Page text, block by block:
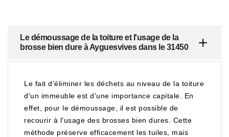
Le démoussage de la toiture et l'usage de la
brosse bien dure à Ayguesvives dans le 31450
Le fait d'éliminer les déchets au niveau de la toiture
d'un immeuble est d'une importance capitale. En
effet, pour le démoussage, il est possible de
recourir à l'usage des brosses bien dures. Cette
méthode préserve efficacement les tuiles, mais